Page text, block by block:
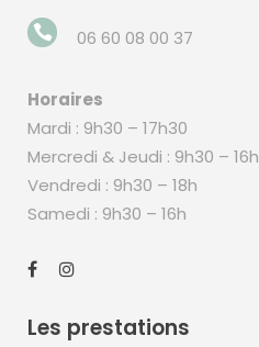
06 60 08 00 37
Horaires
Mardi : 9h30 – 17h30
Mercredi & Jeudi : 9h30 – 16h
Vendredi : 9h30 – 18h
Samedi : 9h30 – 16h
Les prestations